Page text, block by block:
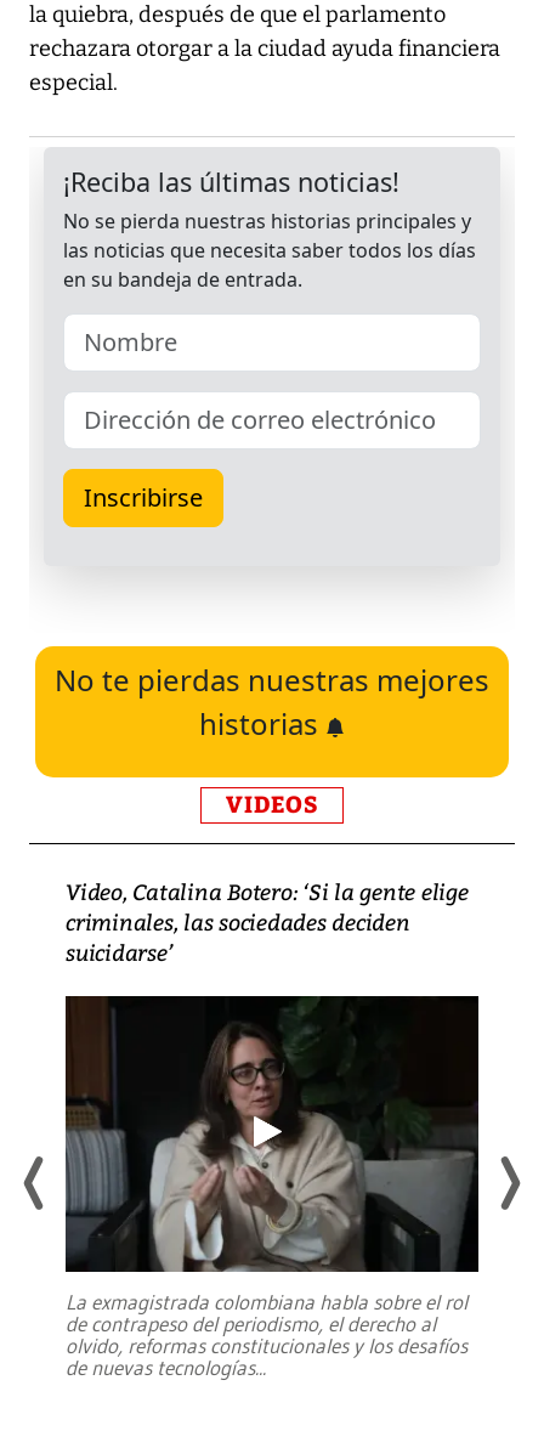
la quiebra, después de que el parlamento
rechazara otorgar a la ciudad ayuda financiera
especial.
No te pierdas nuestras mejores
historias
VIDEOS
Video, Catalina Botero: ‘Si la gente elige
criminales, las sociedades deciden
suicidarse’
La exmagistrada colombiana habla sobre el rol
de contrapeso del periodismo, el derecho al
olvido, reformas constitucionales y los desafíos
de nuevas tecnologías...